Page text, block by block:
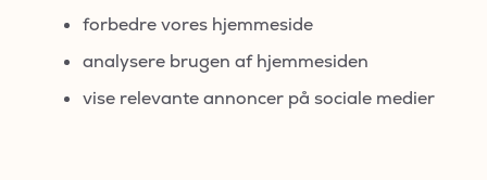
forbedre vores hjemmeside
analysere brugen af hjemmesiden
vise relevante annoncer på sociale medier